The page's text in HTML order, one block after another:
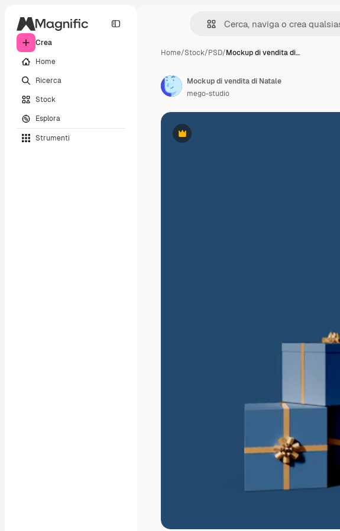
Crea
Home
Ricerca
Stock
Esplora
Strumenti
Home/Stock/PSD/Mockup di vendita di…
Premium
Mockup di vendita di Natale
mego-studio